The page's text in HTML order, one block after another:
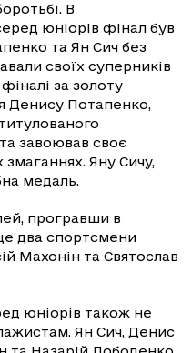
В
юніорів фінал був
та Ян Сич без
своїх суперників
за золоту
Денису Потапенко,
завоював своє
Яну Сичу,
медаль.
програвши в
два спортсмени
Махонін та Святослав
юніорів також не
Ян Сич, Денис